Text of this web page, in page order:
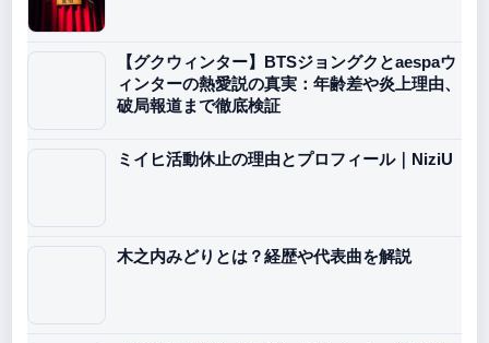
【グクウィンター】BTSジョングクとaespaウ
ィンターの熱愛説の真実：年齢差や炎上理由、
破局報道まで徹底検証
ミイヒ活動休止の理由とプロフィール｜NiziU
木之内みどりとは？経歴や代表曲を解説